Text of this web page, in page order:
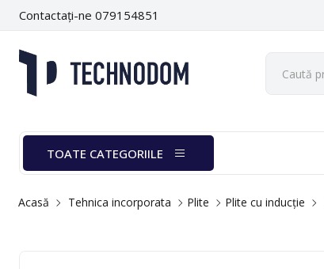
Contactați-ne 079154851
TOATE CATEGORIILE
Acasă Tehnica incorporata Plite Plite cu inducție